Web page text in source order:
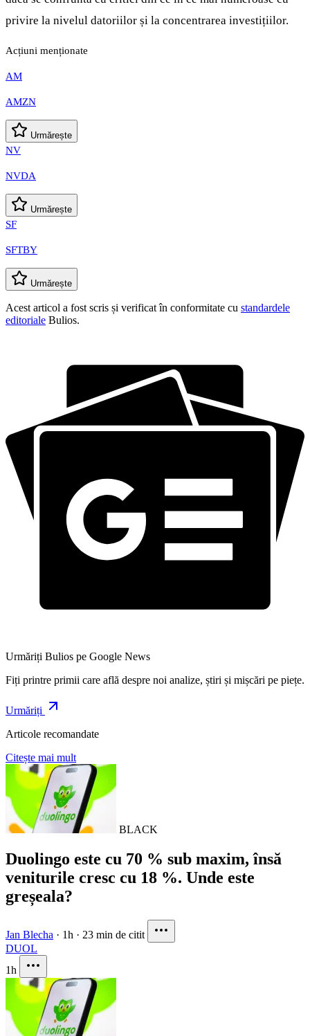
privire la nivelul datoriilor și la concentrarea investițiilor.
Acțiuni menționate
AM
AMZN
Urmărește
NV
NVDA
Urmărește
SF
SFTBY
Urmărește
Acest articol a fost scris și verificat în conformitate cu standardele
editoriale Bulios.
Urmăriți Bulios pe Google News
Fiți printre primii care află despre noi analize, știri și mișcări pe piețe.
Urmăriți
Articole recomandate
Citește mai mult
BLACK
Duolingo este cu 70 % sub maxim, însă
veniturile cresc cu 18 %. Unde este
greșeala?
Jan Blecha · 1h · 23 min de citit
DUOL
1h